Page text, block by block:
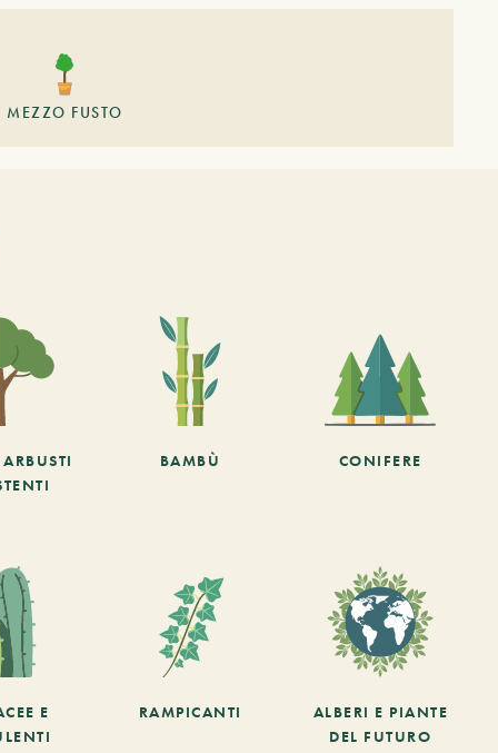
MEZZO FUSTO
BAMBÙ CONIFERE
E
RAMPICANTI
ALBERI E PIANTE
DEL FUTURO